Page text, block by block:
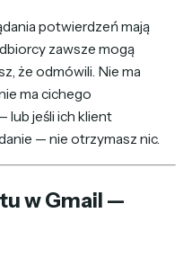
potwierdzeń mają
zawsze mogą
że odmówili. Nie ma
ma cichego
lub jeśli ich klient
— nie otrzymasz nic.
w Gmail —